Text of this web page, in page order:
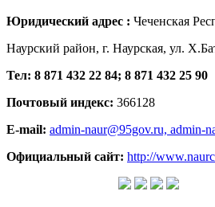
Юридический адрес : Чеченская
Наурский район, г. Наурская, ул.
Тел: 8 871 432 22 84; 8 871 432 25 90
Почтовый индекс: 366128
E-mail: admin-naur@95gov.ru, admin-
Официальный сайт: http://